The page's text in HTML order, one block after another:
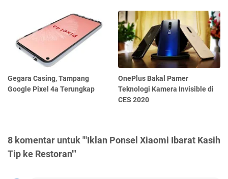
Gegara Casing, Tampang
Google Pixel 4a Terungkap
OnePlus Bakal Pamer
Teknologi Kamera Invisible di
CES 2020
8 komentar untuk "'Iklan Ponsel Xiaomi Ibarat Kasih
Tip ke Restoran'"